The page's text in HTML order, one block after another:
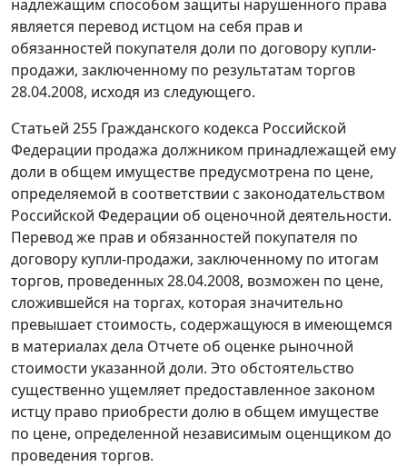
надлежащим способом защиты нарушенного права
является перевод истцом на себя прав и
обязанностей покупателя доли по договору купли-
продажи, заключенному по результатам торгов
28.04.2008, исходя из следующего.
Статьей 255 Гражданского кодекса Российской
Федерации продажа должником принадлежащей ему
доли в общем имуществе предусмотрена по цене,
определяемой в соответствии с законодательством
Российской Федерации об оценочной деятельности.
Перевод же прав и обязанностей покупателя по
договору купли-продажи, заключенному по итогам
торгов, проведенных 28.04.2008, возможен по цене,
сложившейся на торгах, которая значительно
превышает стоимость, содержащуюся в имеющемся
в материалах дела Отчете об оценке рыночной
стоимости указанной доли. Это обстоятельство
существенно ущемляет предоставленное законом
истцу право приобрести долю в общем имуществе
по цене, определенной независимым оценщиком до
проведения торгов.